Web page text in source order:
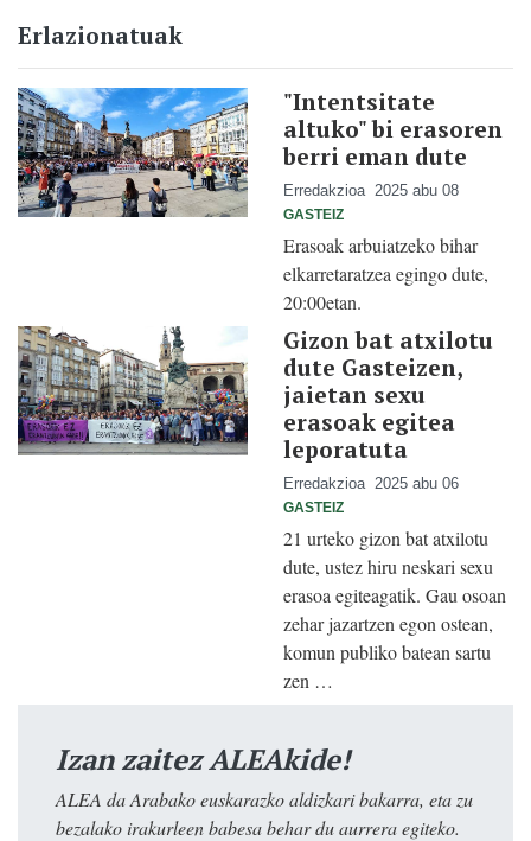
Erlazionatuak
"Intentsitate
altuko" bi erasoren
berri eman dute
Erredakzioa 2025 abu 08
GASTEIZ
Erasoak arbuiatzeko bihar
elkarretaratzea egingo dute,
20:00etan.
Gizon bat atxilotu
dute Gasteizen,
jaietan sexu
erasoak egitea
leporatuta
Erredakzioa 2025 abu 06
GASTEIZ
21 urteko gizon bat atxilotu
dute, ustez hiru neskari sexu
erasoa egiteagatik. Gau osoan
zehar jazartzen egon ostean,
komun publiko batean sartu
zen …
Izan zaitez ALEAkide!
ALEA da Arabako euskarazko aldizkari bakarra, eta zu
bezalako irakurleen babesa behar du aurrera egiteko.